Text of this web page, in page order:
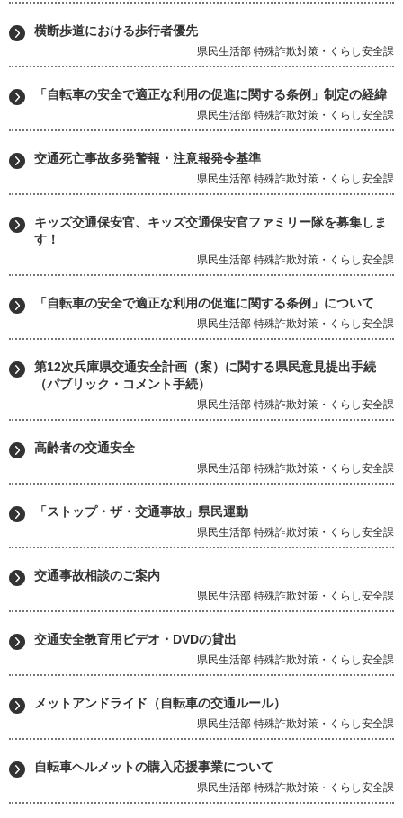
横断歩道における歩行者優先
県民生活部 特殊詐欺対策・くらし安全課
「自転車の安全で適正な利用の促進に関する条例」制定の経緯
県民生活部 特殊詐欺対策・くらし安全課
交通死亡事故多発警報・注意報発令基準
県民生活部 特殊詐欺対策・くらし安全課
キッズ交通保安官、キッズ交通保安官ファミリー隊を募集しま
す！
県民生活部 特殊詐欺対策・くらし安全課
「自転車の安全で適正な利用の促進に関する条例」について
県民生活部 特殊詐欺対策・くらし安全課
第12次兵庫県交通安全計画（案）に関する県民意見提出手続
（パブリック・コメント手続）
県民生活部 特殊詐欺対策・くらし安全課
高齢者の交通安全
県民生活部 特殊詐欺対策・くらし安全課
「ストップ・ザ・交通事故」県民運動
県民生活部 特殊詐欺対策・くらし安全課
交通事故相談のご案内
県民生活部 特殊詐欺対策・くらし安全課
交通安全教育用ビデオ・DVDの貸出
県民生活部 特殊詐欺対策・くらし安全課
メットアンドライド（自転車の交通ルール）
県民生活部 特殊詐欺対策・くらし安全課
自転車ヘルメットの購入応援事業について
県民生活部 特殊詐欺対策・くらし安全課